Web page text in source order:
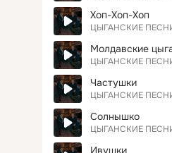
Хоп-Хоп-Хоп
ЦЫГАНСКИЕ
Молдавские
ЦЫГАНСКИЕ
Частушки
ЦЫГАНСКИЕ
Солнышко
ЦЫГАНСКИЕ
Ивушки